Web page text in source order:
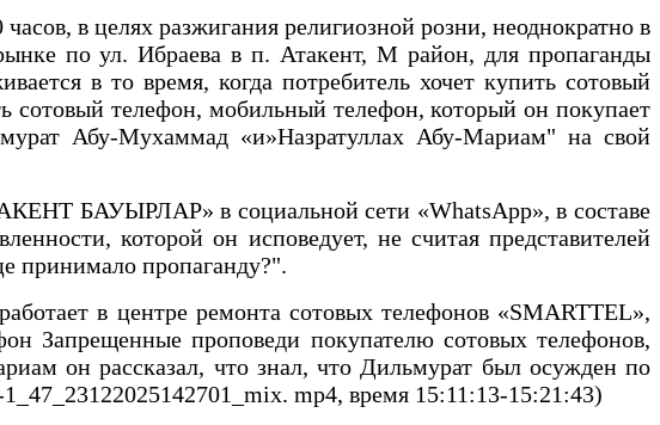
в целях разжигания религиозной розни, неоднократно в
по ул. Ибраева в п. Атакент, М район, для пропаганды
в то время, когда потребитель хочет купить сотовый
сотовый телефон, мобильный телефон, который он покупает
Абу-Мухаммад «и»Назратуллах Абу-Мариам" на свой
БАУЫРЛАР» в социальной сети «WhatsApp», в составе
которой он исповедует, не считая представителей
принимало пропаганду?".
в центре ремонта сотовых телефонов «SMARTTEL»,
Запрещенные проповеди покупателю сотовых телефонов,
он рассказал, что знал, что Дильмурат был осужден по
mp4, время 15:11:13-15:21:43)